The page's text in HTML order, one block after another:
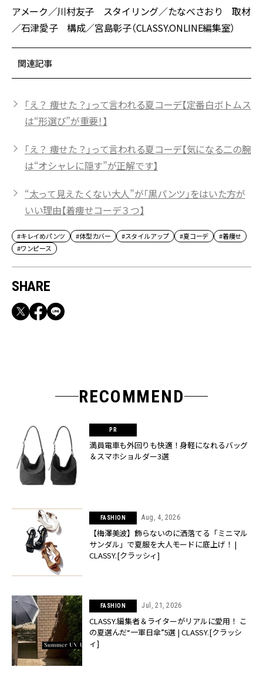
アメーク／川村友子 スタイリング／たなべさおり 取材
／石津愛子 構成／宮島彰子（CLASSY.ONLINE編集室）
関連記事
「え？ 痩せた？」って言われる夏コーデ【定番白ボトムス
は“形選び”が重要！】
「え？ 痩せた？」って言われる夏コーデ【気になる二の腕
は“オシャレに隠す”が正解です】
“太って見えたくない大人”が「黒パンツ」をはいた方が
いい理由【着痩せコーデ３つ】
#キレイめパンツ #体型カバー #スタイルアップ #夏コーデ
#着痩せ
#ワンピース
SHARE
RECOMMEND
満員電車も外回りも快適！身軽になれるバッグ
＆スマホショルダー3選
FASHION Aug, 4, 2026
【梅澤美波】飾らないのに洒落てる「ミニマル
サンダル」で夏服を大人モードに底上げ！ |
CLASSY.[クラッシィ]
FASHION Jul, 21, 2026
CLASSY.編集者＆ライターがリアルに愛用！ こ
の夏選んだ“一軍日傘”5選 | CLASSY.[クラッシ
ィ]